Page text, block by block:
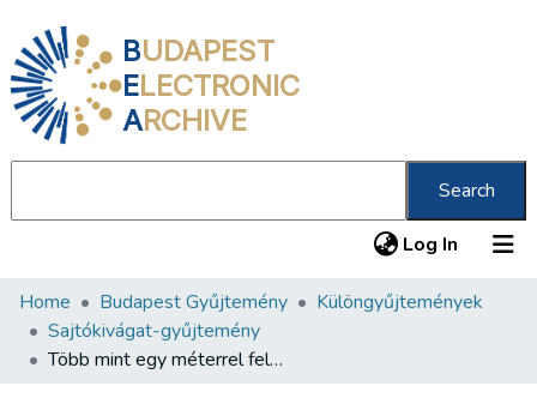
BUDAPEST
ELECTRONIC
ARCHIVE
Search
Log In (current)
Communities & Collections
All of DSpace
Home Budapest Gyűjtemény
Különgyűjtemények
Sajtókivágat-gyűjtemény
Több mint egy méterrel felemelik a Clark Ádám-tér szintjét